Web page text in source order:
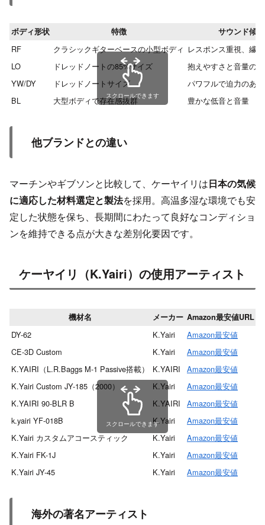
ボディ形状 特徴 サウンド傾向
RF クラシックギターベースの小型ボディ レスポンス重視、繊
LO
ドレッドノートの85%サイズ
抱えやすさと音量の
YW/DY
ドレッドノートサイズ
パワフルで迫力のあ
BL
大型ボディで存在感抜群 豊かな低音と音量
スクロールできます
他ブランドとの違い
マーチンやギブソンと比較して、ケーヤイリは日本の気候
に適応した材料選定と製法を採用。高温多湿な環境でも安
定した状態を保ち、長期間にわたって良好なコンディショ
ンを維持できる点が大きな差別化要因です。
ケーヤイリ（K.Yairi）の使用アーティスト
機材名 メーカー Amazon最安値URL
DY-62 K.Yairi Amazon最安値
CE-3D Custom
K.Yairi Amazon最安値
K.YAIRI（L.R.Baggs M-1 Passive搭載）
K.YAIRI Amazon最安値
K.Yairi Custom JY-185（2000）
K.Yairi Amazon最安値
K.YAIRI 90-BLR B
K.YAIRI Amazon最安値
k.yairi YF-018B
K.Yairi Amazon最安値
K.Yairi カスタムアコースティック
K.Yairi Amazon最安値
K.Yairi FK-1J
K.Yairi Amazon最安値
K.Yairi JY-45
K.Yairi Amazon最安値
スクロールできます
海外の著名アーティスト